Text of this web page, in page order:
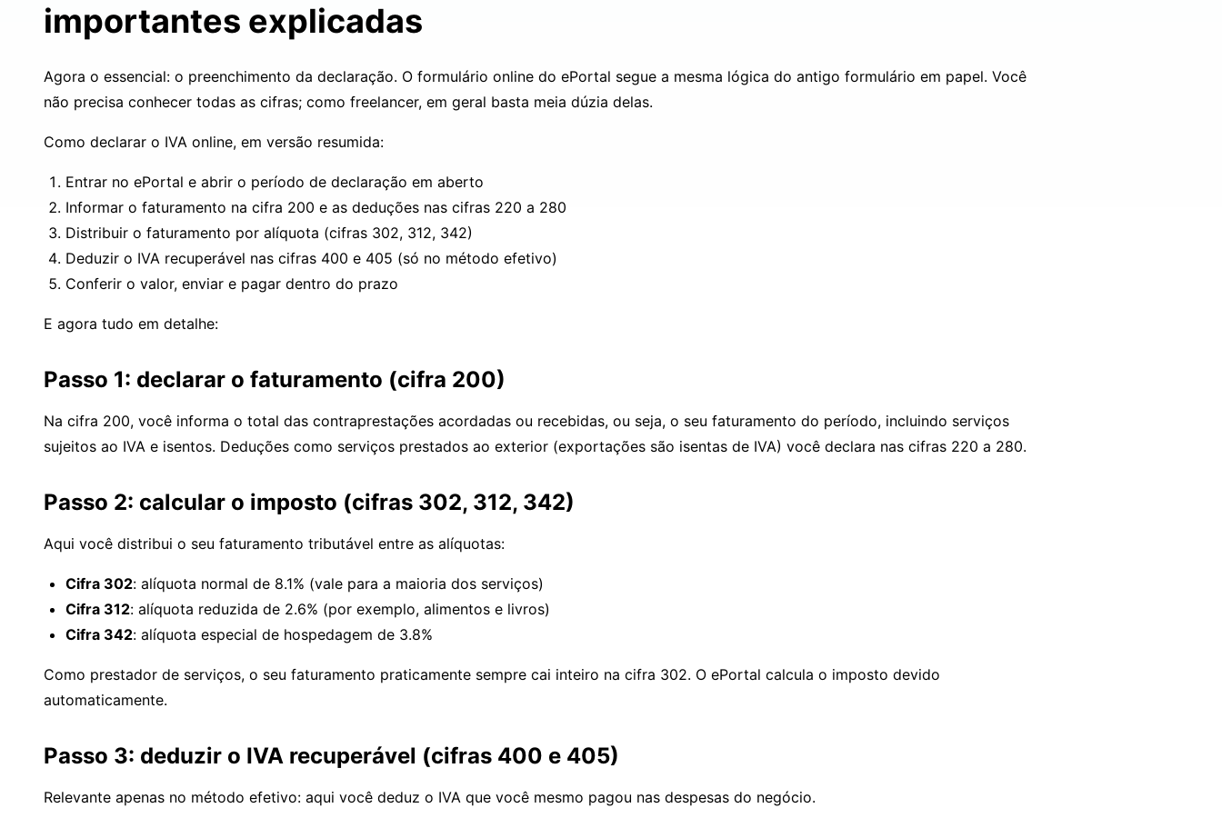
importantes explicadas
Agora o essencial: o preenchimento da declaração. O formulário online do ePortal segue a mesma lógica do antigo formulário em papel. Você
não precisa conhecer todas as cifras; como freelancer, em geral basta meia dúzia delas.
Como declarar o IVA online, em versão resumida:
Entrar no ePortal e abrir o período de declaração em aberto
Informar o faturamento na cifra 200 e as deduções nas cifras 220 a 280
Distribuir o faturamento por alíquota (cifras 302, 312, 342)
Deduzir o IVA recuperável nas cifras 400 e 405 (só no método efetivo)
Conferir o valor, enviar e pagar dentro do prazo
E agora tudo em detalhe:
Passo 1: declarar o faturamento (cifra 200)
Na cifra 200, você informa o total das contraprestações acordadas ou recebidas, ou seja, o seu faturamento do período, incluindo serviços
sujeitos ao IVA e isentos. Deduções como serviços prestados ao exterior (exportações são isentas de IVA) você declara nas cifras 220 a 280.
Passo 2: calcular o imposto (cifras 302, 312, 342)
Aqui você distribui o seu faturamento tributável entre as alíquotas:
Cifra 302: alíquota normal de 8.1% (vale para a maioria dos serviços)
Cifra 312: alíquota reduzida de 2.6% (por exemplo, alimentos e livros)
Cifra 342: alíquota especial de hospedagem de 3.8%
Como prestador de serviços, o seu faturamento praticamente sempre cai inteiro na cifra 302. O ePortal calcula o imposto devido
automaticamente.
Passo 3: deduzir o IVA recuperável (cifras 400 e 405)
Relevante apenas no método efetivo: aqui você deduz o IVA que você mesmo pagou nas despesas do negócio.